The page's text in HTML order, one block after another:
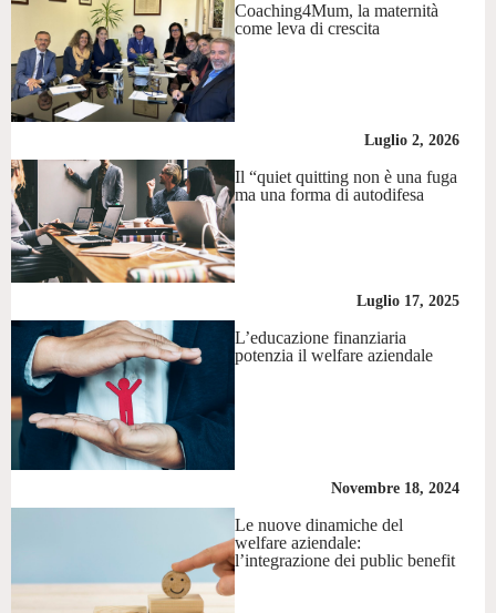
Coaching4Mum, la maternità
come leva di crescita
Luglio 2, 2026
Il “quiet quitting non è una fuga
ma una forma di autodifesa
Luglio 17, 2025
L’educazione finanziaria
potenzia il welfare aziendale
Novembre 18, 2024
Le nuove dinamiche del
welfare aziendale:
l’integrazione dei public benefit